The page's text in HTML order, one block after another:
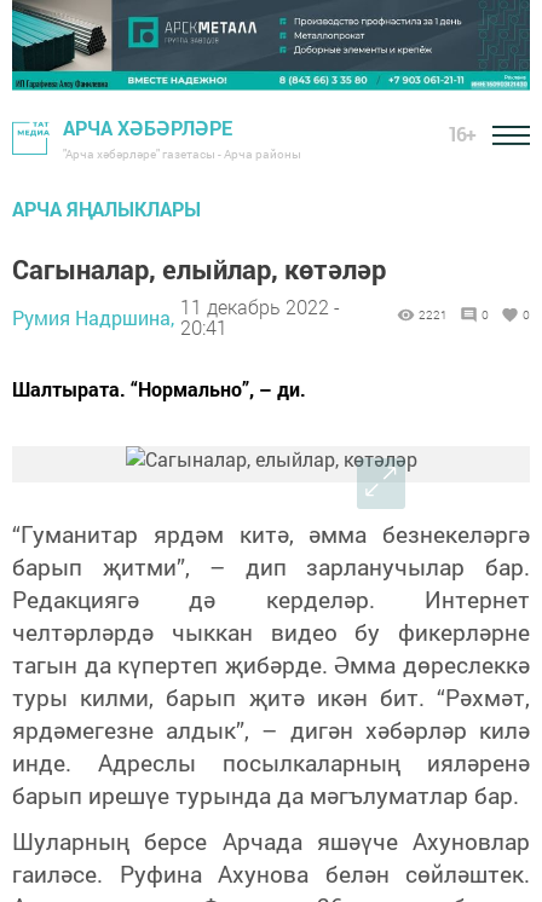
АРЧА ХӘБӘРЛӘРЕ
"Арча хәбәрләре" газетасы - Арча районы
16+
АРЧА ЯҢАЛЫКЛАРЫ
Сагыналар, елыйлар, көтәләр
Румия Надршина, 11 декабрь 2022 -
20:41
2221 0 0
Шалтырата. “Нормально”, – ди.
“Гуманитар ярдәм китә, әмма безнекеләргә
барып җитми”, – дип зарланучылар бар.
Редакциягә дә керделәр. Интернет
челтәрләрдә чыккан видео бу фикерләрне
тагын да күпертеп җибәрде. Әмма дөреслеккә
туры килми, барып җитә икән бит. “Рәхмәт,
ярдәмегезне алдык”, – дигән хәбәрләр килә
инде. Адреслы посылкаларның ияләренә
барып ирешүе турында да мәгълуматлар бар.
Шуларның берсе Арчада яшәүче Ахуновлар
гаиләсе. Руфина Ахунова белән сөйләштек.